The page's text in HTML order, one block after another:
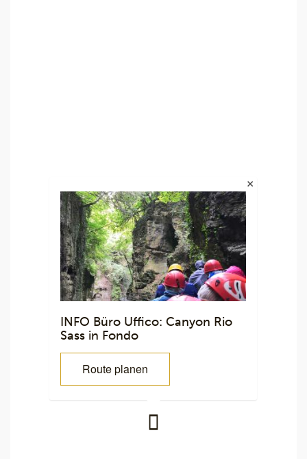
INFO Büro Uffico: Canyon Rio
Sass in Fondo
Route planen